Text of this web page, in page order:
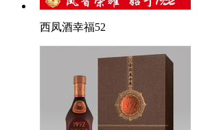
西凤酒幸福52